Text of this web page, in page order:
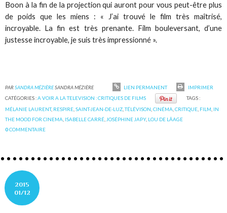
Boon à la fin de la projection qui auront pour vous peut-être plus
de poids que les miens : « J’ai trouvé le film très maîtrisé,
incroyable. La fin est très prenante. Film bouleversant, d’une
justesse incroyable, je suis très impressionné ».
PARSANDRA MÉZIÈRESANDRA MÉZIÈRE LIEN PERMANENT
IMPRIMER
CATÉGORIES :A VOIR A LA TELEVISION : CRITIQUES DE FILMS
TAGS :
MÉLANIE LAURENT, RESPIRE ,SAINT-JEAN-DE-LUZ ,TÉLÉVISON ,CINÉMA ,CRITIQUE FILM IN
THE MOOD FOR CINEMA ISABELLE CARRÉ JOSÉPHINE JAPY, LOU DE LÂAGE
0COMMENTAIRE
2015
01/12